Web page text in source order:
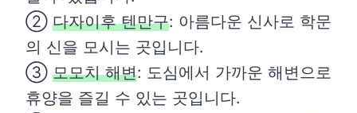
② 다자이후 텐만구: 아름다운 신사로 학문
의 신을 모시는 곳입니다.
③ 모모치 해변: 도심에서 가까운 해변으로
휴양을 즐길 수 있는 곳입니다.